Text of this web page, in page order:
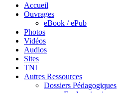
Accueil
Ouvrages
eBook / ePub
Photos
Vidéos
Audios
Sites
TNI
Autres Ressources
Dossiers Pédagogiques